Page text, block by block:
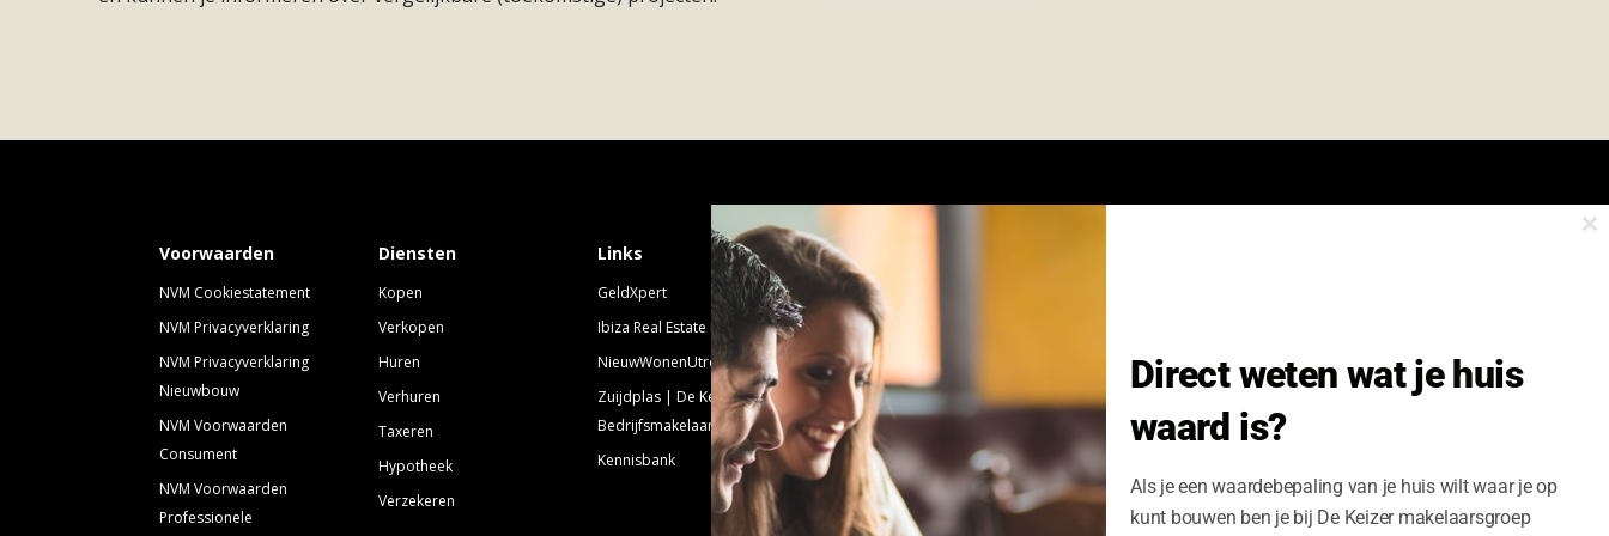
Voorwaarden
NVM Cookiestatement
NVM Privacyverklaring
NVM Privacyverklaring
Nieuwbouw
NVM Voorwaarden
Consument
NVM Voorwaarden
Professionele
Diensten
Kopen
Verkopen
Huren
Verhuren
Taxeren
Hypotheek
Verzekeren
Links
GeldXpert
Ibiza Real Estate BDK
NieuwWonenUtrecht
Zuijdplas | De Keizer
Bedrijfsmakelaars
Kennisbank
Schrijf je in voor onze nieuwsbrief.
Nieuwsbrief Nieuwbouw
Emailadres: Volledige Naam:
Schrijf me nu in
Direct weten wat je huis
waard is?
Als je een waardebepaling van je huis wilt waar je op
kunt bouwen ben je bij De Keizer makelaarsgroep